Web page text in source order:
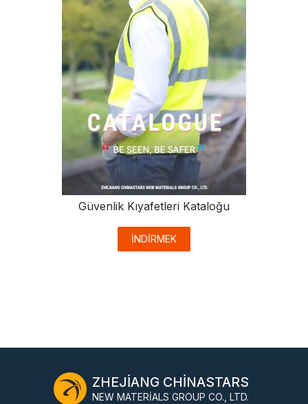
Güvenlik Kıyafetleri Kataloğu
İNDİRMEK
ZHEJIANG CHINASTARS
NEW MATERIALS GROUP CO., LTD.